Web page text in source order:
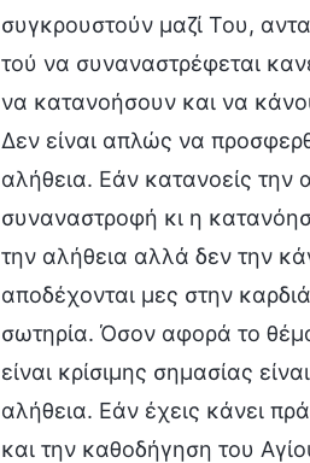
συγκρουστούν μαζί Του,
τού να συναναστρέφεται
να κατανοήσουν και να
Δεν είναι απλώς να
αλήθεια. Εάν κατανοείς την
συναναστροφή κι η
την αλήθεια αλλά δεν την
αποδέχονται μες στην
σωτηρία. Όσον αφορά το
είναι κρίσιμης σημασίας
αλήθεια. Εάν έχεις κάνει
και την καθοδήγηση του